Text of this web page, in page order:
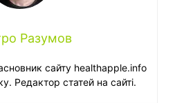
Разумов
сайту healthapple.info
Редактор статей на сайті.